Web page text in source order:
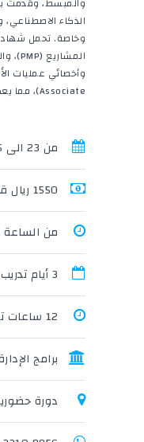
الذكاء
وخاصة. تحمل
Associate)، مما يعكس خبرتها المتقدمة.
من 23 الى 25 ديسمبر 2025
1550 ريال قطري
من الساعة 09:00 صباحًا إلى 13:00 ظهرًا
3 أيام تدريب
12 ساعات تدريبية
برامج
دورة